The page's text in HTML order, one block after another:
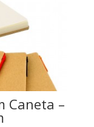
Caneta –